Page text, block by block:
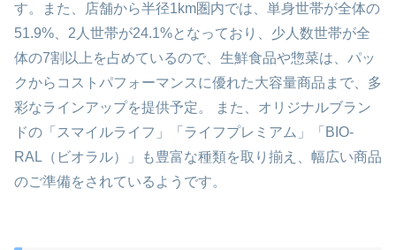
す。また、店舗から半径1km圏内では、単身世帯が全体の
51.9%、2人世帯が24.1%となっており、少人数世帯が全
体の7割以上を占めているので、生鮮食品や惣菜は、パッ
クからコストパフォーマンスに優れた大容量商品まで、多
彩なラインアップを提供予定。 また、オリジナルブラン
ドの「スマイルライフ」「ライフプレミアム」「BIO-
RAL（ビオラル）」も豊富な種類を取り揃え、幅広い商品
のご準備をされているようです。